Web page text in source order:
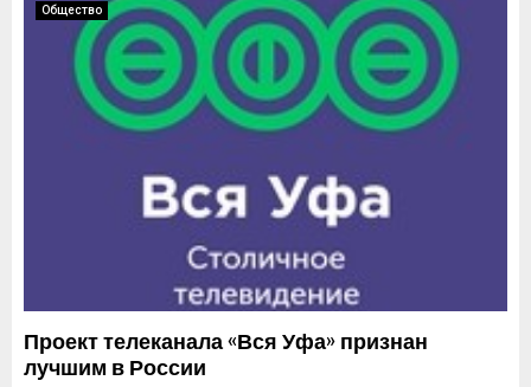
Общество
Проект телеканала «Вся Уфа» признан
лучшим в России